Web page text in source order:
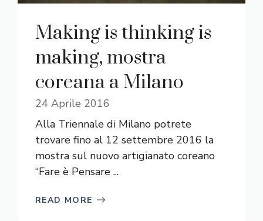
Making is thinking is
making, mostra
coreana a Milano
24 Aprile 2016
Alla Triennale di Milano potrete
trovare fino al 12 settembre 2016 la
mostra sul nuovo artigianato coreano
“Fare è Pensare ...
READ MORE